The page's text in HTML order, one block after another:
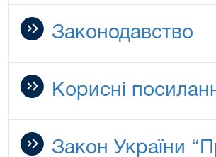
Законодавство
Корисні
Закон України